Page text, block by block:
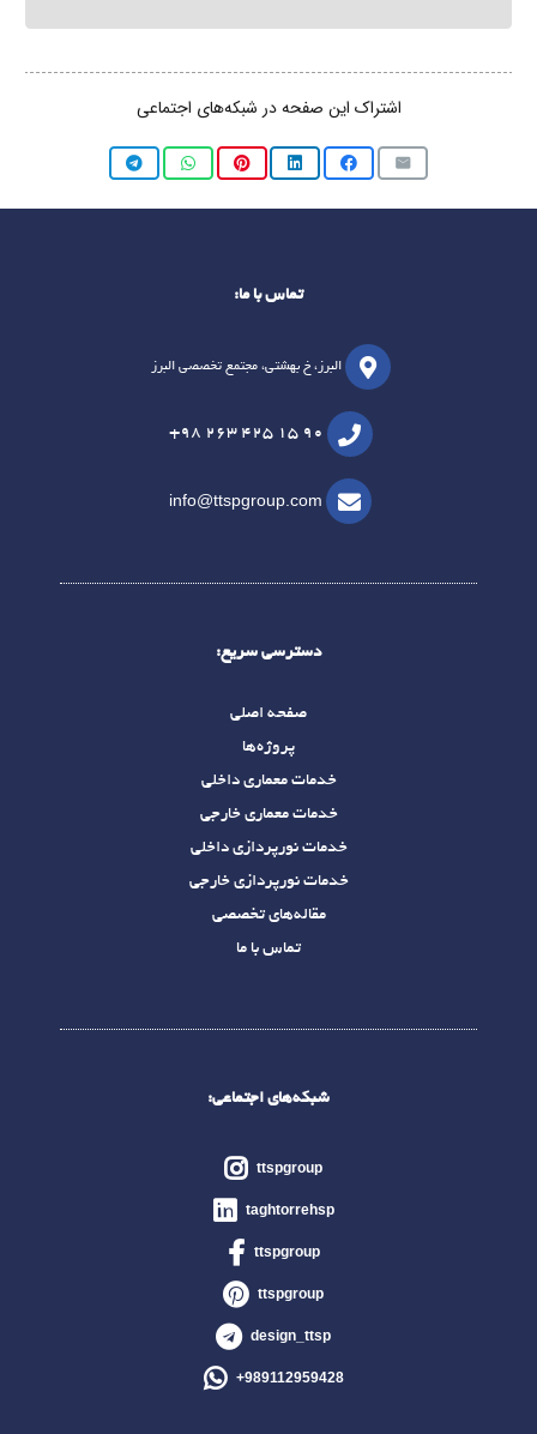
اشتراک این صفحه در شبکه‌های اجتماعی
تماس با ما:
البرز، خ بهشتی، مجتمع تخصصی البرز
+98 263 425 15 90
info@ttspgroup.com
دسترسی سریع:
صفحه اصلی
پروژه‌ها
خدمات معماری داخلی
خدمات معماری خارجی
خدمات نورپردازی داخلی
خدمات نورپردازی خارجی
مقاله‌های تخصصی
تماس با ما
شبکه‌های اجتماعی:
ttspgroup
taghtorrehsp
ttspgroup
ttspgroup
design_ttsp
989112959428+